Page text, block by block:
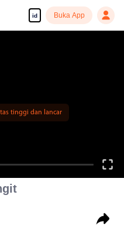
id Buka App
tinggi dan lancar